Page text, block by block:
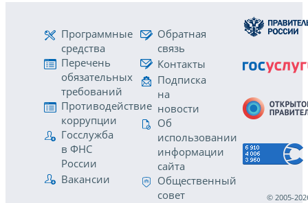
Программные
средства
Перечень
обязательных
требований
Противодействие
коррупции
Госслужба
в ФНС
России
Вакансии
Обратная
связь
Контакты
Подписка
на
новости
Об
использовании
информации
сайта
Общественный
совет
© 2005-